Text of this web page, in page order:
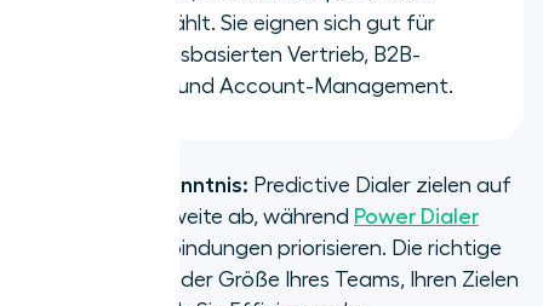
Kontext zählt. Sie eignen sich gut für
beziehungsbasierten Vertrieb, B2B-
Outreach und Account-Management.
Wichtigste Erkenntnis: Predictive Dialer zielen auf
maximale Reichweite ab, während Power Dialer
bewusstere Verbindungen priorisieren. Die richtige
Wahl hängt von der Größe Ihres Teams, Ihren Zielen